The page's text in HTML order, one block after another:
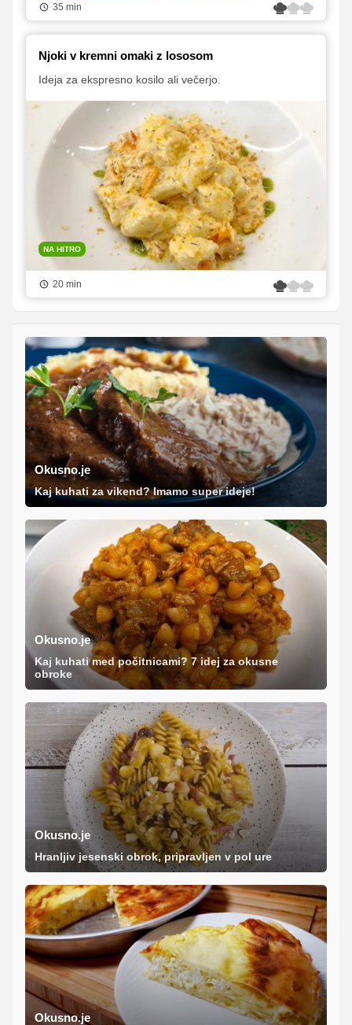
35 min
Njoki v kremni omaki z lososom
Ideja za ekspresno kosilo ali večerjo.
NA HITRO
20 min
Okusno.je
Kaj kuhati za vikend? Imamo super ideje!
Okusno.je
Kaj kuhati med počitnicami? 7 idej za okusne
obroke
Okusno.je
Hranljiv jesenski obrok, pripravljen v pol ure
Okusno.je